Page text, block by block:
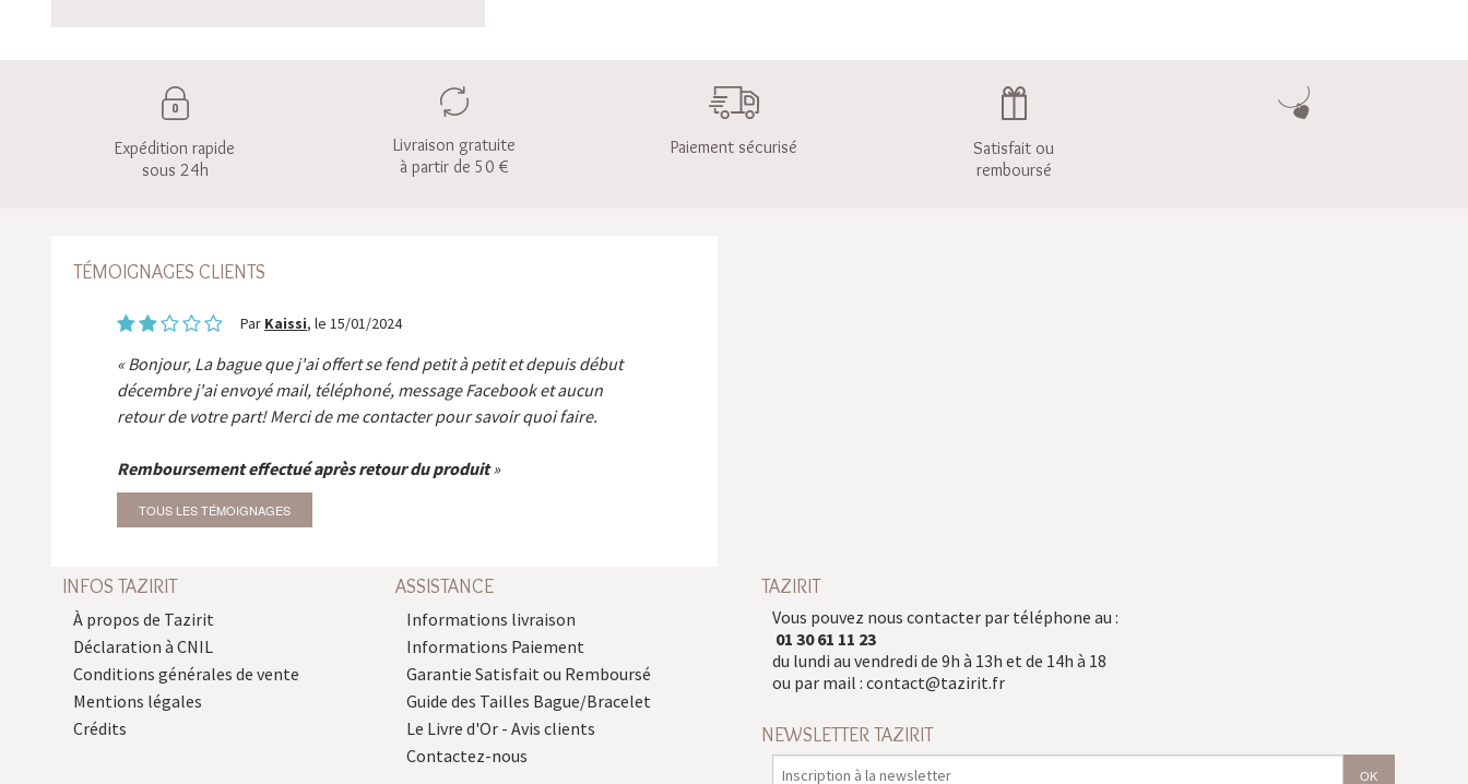
Expédition rapide
sous 24h
Livraison gratuite
à partir de 50 €
Paiement sécurisé
Satisfait ou
remboursé
TÉMOIGNAGES CLIENTS
Par Kaissi, le 15/01/2024
Bonjour, La bague que j'ai offert se fend petit à petit et depuis début
décembre j'ai envoyé mail, téléphoné, message Facebook et aucun
retour de votre part! Merci de me contacter pour savoir quoi faire.
Remboursement effectué après retour du produit
TOUS LES TÉMOIGNAGES
INFOS TAZIRIT
À propos de Tazirit
Déclaration à CNIL
Conditions générales de vente
Mentions légales
Crédits
ASSISTANCE
Informations livraison
Informations Paiement
Garantie Satisfait ou Remboursé
Guide des Tailles Bague/Bracelet
Le Livre d'Or - Avis clients
Contactez-nous
TAZIRIT
Vous pouvez nous contacter par téléphone au :
01 30 61 11 23
du lundi au vendredi de 9h à 13h et de 14h à 18
ou par mail : contact@tazirit.fr
NEWSLETTER TAZIRIT